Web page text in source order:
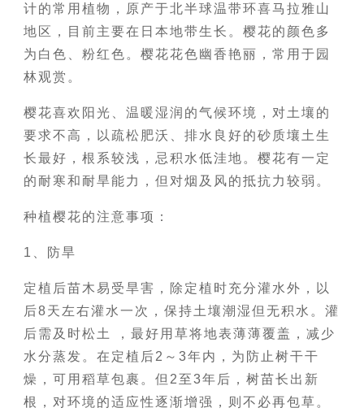
计的常用植物，原产于北半球温带环喜马拉雅山
地区，目前主要在日本地带生长。樱花的颜色多
为白色、粉红色。樱花花色幽香艳丽，常用于园
林观赏。
樱花喜欢阳光、温暖湿润的气候环境，对土壤的
要求不高，以疏松肥沃、排水良好的砂质壤土生
长最好，根系较浅，忌积水低洼地。樱花有一定
的耐寒和耐旱能力，但对烟及风的抵抗力较弱。
种植樱花的注意事项：
1、防旱
定植后苗木易受旱害，除定植时充分灌水外，以
后8天左右灌水一次，保持土壤潮湿但无积水。灌
后需及时松土 ，最好用草将地表薄薄覆盖，减少
水分蒸发。在定植后2～3年内，为防止树干干
燥，可用稻草包裹。但2至3年后，树苗长出新
根，对环境的适应性逐渐增强，则不必再包草。